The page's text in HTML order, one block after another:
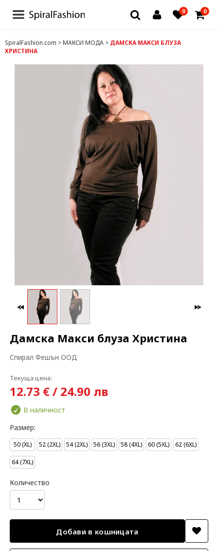
0 0
БЛУЗИ И РОКЛИ
БЕЛЬО
ЧОРАПИ И ЧОРАПОГАЩИ
SpiralFashion.com >МАКСИ МОДА > ДАМСКА МАКСИ БЛУЗА
ХРИСТИНА
Дамска Макси блуза Христина
Спирал Фешън ООД
Текуща цена:
12.73 € / 24.90 лв
В наличност
Размер:
50 (XL) 52 (2XL) 54 (2XL) 56 (3XL) 58 (4XL) 60 (5XL) 62 (6XL)
64 (7XL)
Количество